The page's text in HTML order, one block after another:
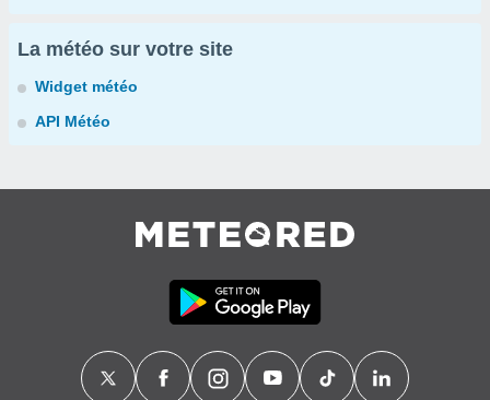
La météo sur votre site
Widget météo
API Météo